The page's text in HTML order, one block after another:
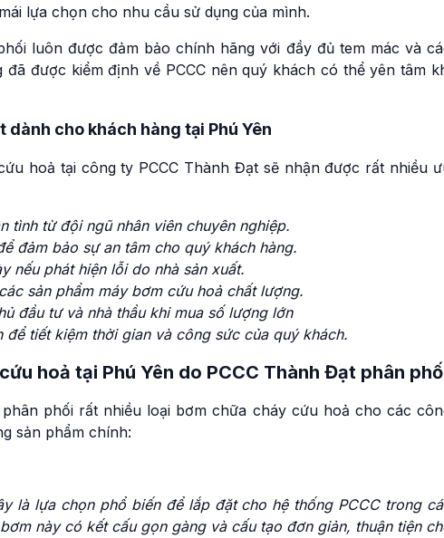
lựa chọn cho nhu cầu sử dụng của mình.
luôn được đảm bảo chính hãng với đầy đủ tem mác và
được kiểm định về PCCC nên quý khách có thể yên tâm
dành cho khách hàng tại Phú Yên
hoả tại công ty PCCC Thành Đạt sẽ nhận được rất nhiều
tình từ đội ngũ nhân viên chuyên nghiệp.
đảm bảo sự an tâm cho quý khách hàng.
nếu phát hiện lỗi do nhà sản xuất.
sản phẩm máy bơm cứu hoả chất lượng.
đầu tư và nhà thầu khi mua số lượng lớn
để tiết kiệm thời gian và công sức của quý khách.
hoả tại Phú Yên do PCCC Thành Đạt phân
phối rất nhiều loại bơm chữa cháy cứu hoả cho các
sản phẩm chính:
là lựa chọn phổ biến để lắp đặt cho hệ thống PCCC trong
này có kết cấu gọn gàng và cấu tạo đơn giản, thuận tiện